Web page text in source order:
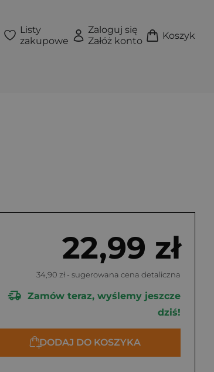
Listy
zakupowe
Zaloguj się
Załóż konto
Koszyk
22,99 zł
34,90 zł - sugerowana cena detaliczna
Zamów teraz, wyślemy jeszcze
dziś!
DODAJ DO KOSZYKA